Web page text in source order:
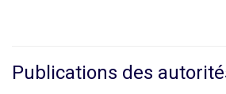
Publications des